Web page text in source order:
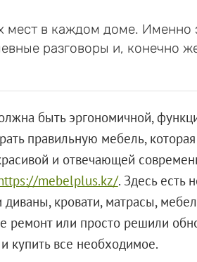
в каждом доме. Именно
разговоры и, конечно
быть эргономичной,
правильную мебель,
и отвечающей
mebelplus.kz/. Здесь есть
диваны, кровати, матрасы,
ремонт или просто решили
купить все необходимое.